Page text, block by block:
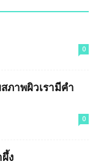
0
ภาพผิวเรามีคำ
0
ง